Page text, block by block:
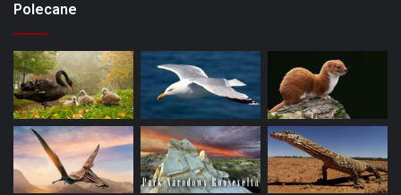
Polecane